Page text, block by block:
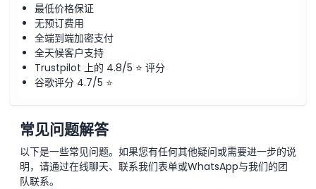
最低价格保证
无预订费用
全端到端加密支付
全天候客户支持
Trustpilot 上的 4.8/5 ⭐ 评分
谷歌评分 4.7/5 ⭐
常见问题解答
以下是一些常见问题。如果您有任何其他疑问或需要进一步的说
明，请通过在线聊天、联系我们表单或WhatsApp与我们的团
队联系。